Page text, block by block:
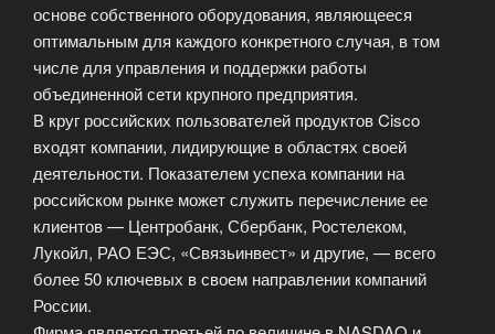
основе собственного оборудования, являющееся
оптимальным для каждого конкретного случая, в том
числе для управления и поддержки работы
объединенной сети крупного предприятия.
В круг российских пользователей продуктов Cisco
входят компании, лидирующие в областях своей
деятельности. Показателем успеха компании на
российском рынке может служить перечисление ее
клиентов — Центробанк, Сбербанк, Ростелеком,
Лукойл, РАО ЕЭС, «Связьинвест» и другие, — всего
более 50 ключевых в своем направлении компаний
России.